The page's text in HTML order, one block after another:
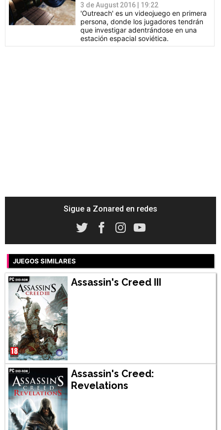
3 de August 2016 | 19:22
'Outreach' es un videojuego en primera
persona, donde los jugadores tendrán
que investigar adentrándose en una
estación espacial soviética.
Sigue a Zonared en redes
JUEGOS SIMILARES
Assassin's Creed III
Assassin's Creed:
Revelations